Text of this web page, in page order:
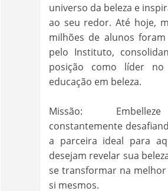
universo da beleza e
ao seu redor. Até hoje,
milhões de alunos
pelo Instituto,
posição como líder
educação em beleza.
Missão:
constantemente
a parceira ideal para
desejam revelar sua
se transformar na
si mesmos.